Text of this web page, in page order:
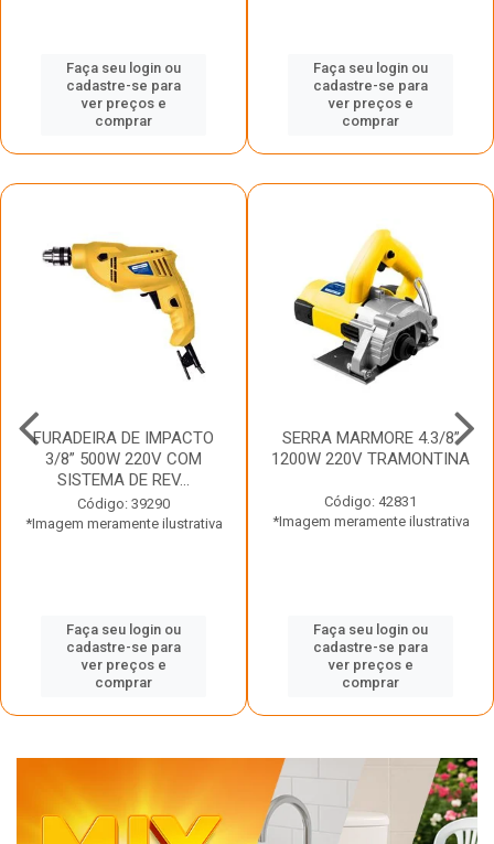
Faça seu login ou
cadastre-se para
ver preços e
comprar
Faça seu login ou
cadastre-se para
ver preços e
comprar
FURADEIRA DE IMPACTO
3/8” 500W 220V COM
SISTEMA DE REV...
Código: 39290
*Imagem meramente ilustrativa
Faça seu login ou
cadastre-se para
ver preços e
comprar
SERRA MARMORE 4.3/8”
1200W 220V TRAMONTINA
Código: 42831
*Imagem meramente ilustrativa
Faça seu login ou
cadastre-se para
ver preços e
comprar